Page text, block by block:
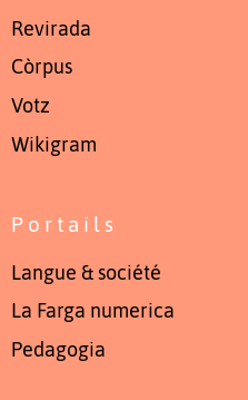
Revirada
Còrpus
Votz
Wikigram
Portails
Langue & société
La Farga numerica
Pedagogia